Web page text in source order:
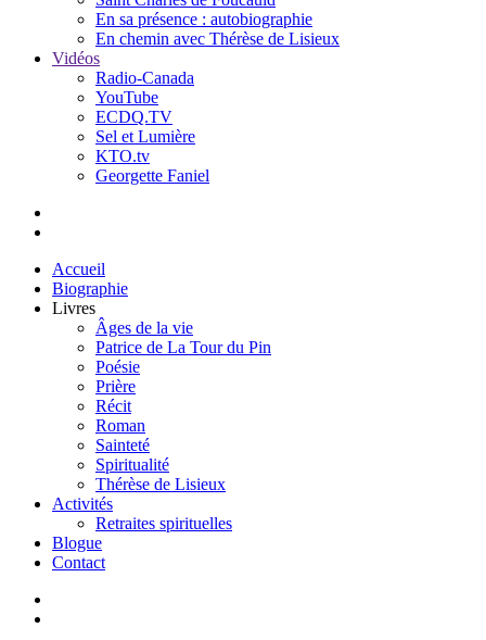
En sa présence : autobiographie
En chemin avec Thérèse de Lisieux
Vidéos
Radio-Canada
YouTube
ECDQ.TV
Sel et Lumière
KTO.tv
Georgette Faniel
Accueil
Biographie
Livres
Âges de la vie
Patrice de La Tour du Pin
Poésie
Prière
Récit
Roman
Sainteté
Spiritualité
Thérèse de Lisieux
Activités
Retraites spirituelles
Blogue
Contact